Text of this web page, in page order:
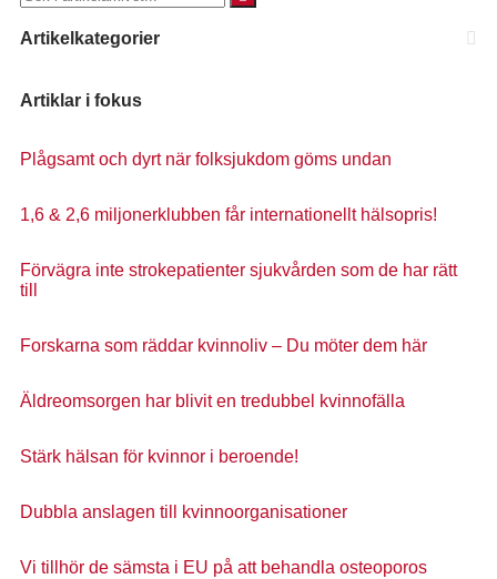
Artikelkategorier
Artiklar i fokus
Plågsamt och dyrt när folksjukdom göms undan
1,6 & 2,6 miljonerklubben får internationellt hälsopris!
Förvägra inte strokepatienter sjukvården som de har rätt
till
Forskarna som räddar kvinnoliv – Du möter dem här
Äldreomsorgen har blivit en tredubbel kvinnofälla
Stärk hälsan för kvinnor i beroende!
Dubbla anslagen till kvinnoorganisationer
Vi tillhör de sämsta i EU på att behandla osteoporos